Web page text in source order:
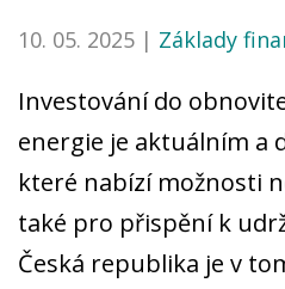
10. 05. 2025 | Základy
Investování do
energie je aktuálním a
které nabízí možnosti
také pro přispění k
Česká republika je v